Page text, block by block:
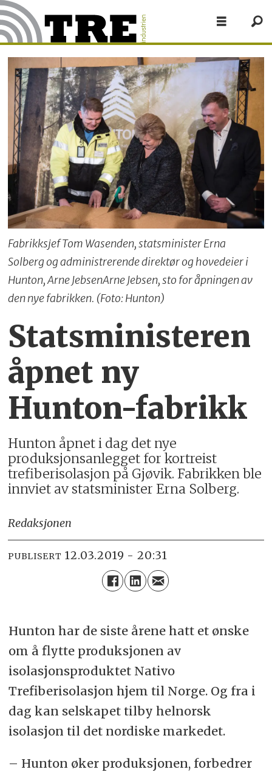
Fabrikksjef Tom Wasenden, statsminister Erna
Solberg og administrerende direktør og hovedeier i
Hunton, Arne JebsenArne Jebsen, sto for åpningen av
den nye fabrikken. (Foto: Hunton)
Statsministeren
åpnet ny
Hunton-fabrikk
Hunton åpnet i dag det nye
produksjonsanlegget for kortreist
trefiberisolasjon på Gjøvik. Fabrikken ble
innviet av statsminister Erna Solberg.
Redaksjonen
PUBLISERT 12.03.2019 - 20:31
Hunton har de siste årene hatt et ønske
om å flytte produksjonen av
isolasjonsproduktet Nativo
Trefiberisolasjon hjem til Norge. Og fra i
dag kan selskapet tilby helnorsk
isolasjon til det nordiske markedet.
– Hunton øker produksjonen, forbedrer